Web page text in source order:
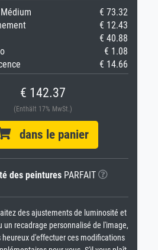
€ 73.32
€ 12.43
€ 40.88
€ 1.08
€ 14.66
€ 142.37
(Enthält 17% MwSt.)
dans le panier
des peinturesPARFAIT
des ajustements de luminosité et
un recadrage personnalisé de l'image,
heureux d'effectuer ces modifications